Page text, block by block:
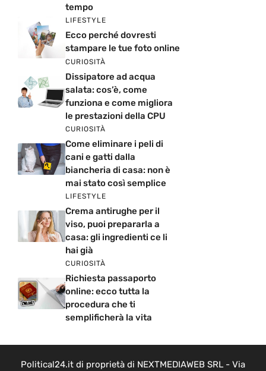
tempo
LIFESTYLE
Ecco perché dovresti
stampare le tue foto online
CURIOSITÀ
Dissipatore ad acqua
salata: cos’è, come
funziona e come migliora
le prestazioni della CPU
CURIOSITÀ
Come eliminare i peli di
cani e gatti dalla
biancheria di casa: non è
mai stato così semplice
LIFESTYLE
Crema antirughe per il
viso, puoi prepararla a
casa: gli ingredienti ce li
hai già
CURIOSITÀ
Richiesta passaporto
online: ecco tutta la
procedura che ti
semplificherà la vita
Political24.it di proprietà di NEXTMEDIAWEB SRL - Via